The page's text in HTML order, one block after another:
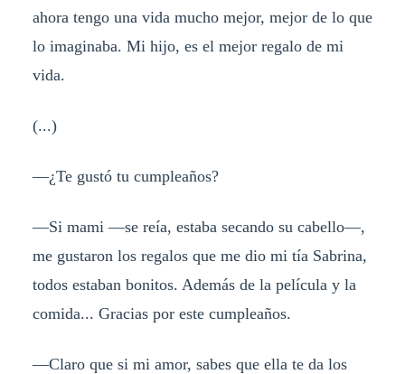
ahora tengo una vida mucho mejor, mejor de lo que
lo imaginaba. Mi hijo, es el mejor regalo de mi
vida.
(...)
—¿Te gustó tu cumpleaños?
—Si mami —se reía, estaba secando su cabello—,
me gustaron los regalos que me dio mi tía Sabrina,
todos estaban bonitos. Además de la película y la
comida... Gracias por este cumpleaños.
—Claro que si mi amor, sabes que ella te da los